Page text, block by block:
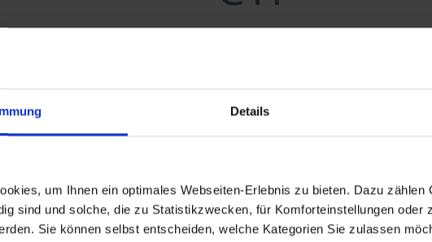
Details
um Ihnen ein optimales Webseiten-Erlebnis zu bieten. Dazu zählen
sind und solche, die zu Statistikzwecken, für Komforteinstellungen oder
Sie können selbst entscheiden, welche Kategorien Sie zulassen
CTI (Telefonie-Integration) in
Autoron04.07.2012|No Comments
Telephony Integration“. Die CTI ermöglicht, aus
Aufbau, die Annahme und Beendigung von
über eine sogenannte TAPI-Schnittstelle integriert. Jeder
(Telefon mit …Mehr lesen…Mehr lesen